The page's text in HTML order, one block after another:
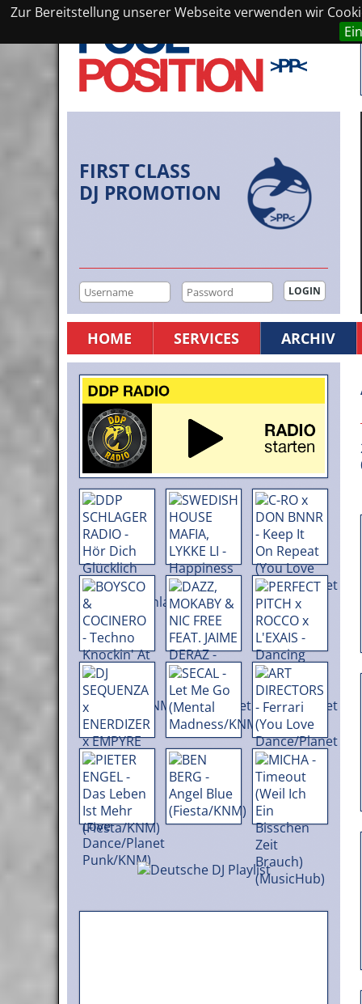
Zur Bereitstellung unserer Webseite verwenden wir
FIRST CLASS
DJ PROMOTION
HOME SERVICES ARCHIV